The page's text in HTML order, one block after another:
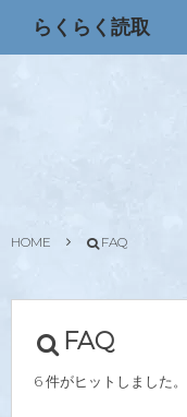
らくらく読取
HOME FAQ
FAQ
6 件がヒットしました。